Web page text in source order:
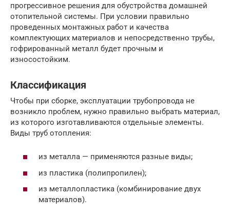
прогрессивное решения для обустройства домашней
отопительной системы. При условии правильно
проведенных монтажных работ и качества
комплектующих материалов и непосредственно трубы,
гофрированный металл будет прочным и
износостойким.
Классификация
Чтобы при сборке, эксплуатации трубопровода не
возникло проблем, нужно правильно выбрать материал,
из которого изготавливаются отдельные элементы.
Виды труб отопления:
из металла — применяются разные виды;
из пластика (полипропилен);
из металлопластика (комбинирование двух
материалов).